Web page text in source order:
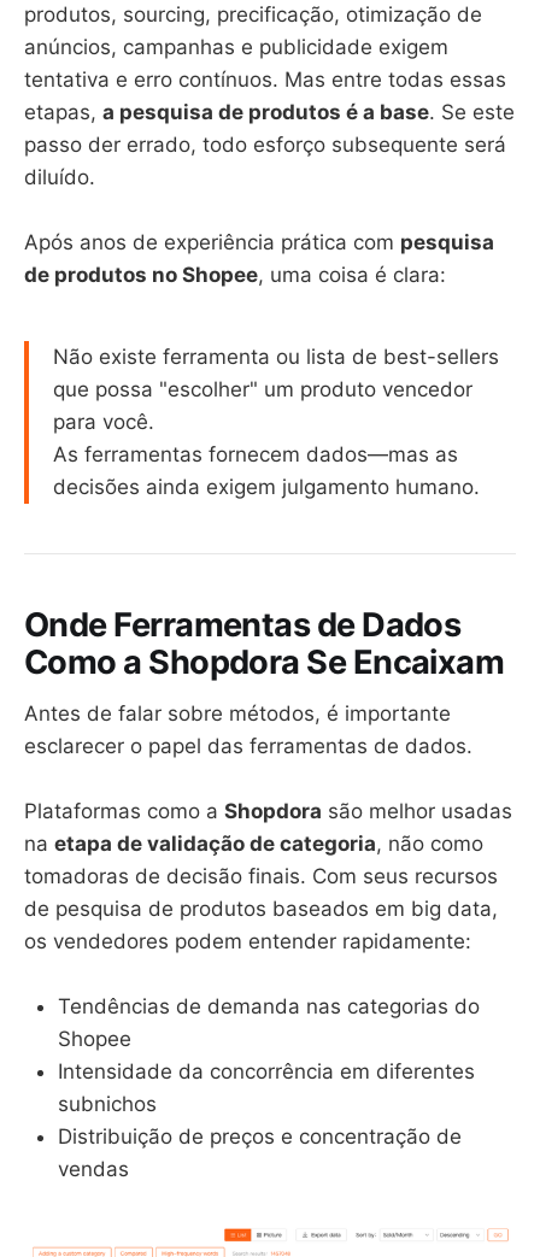
produtos, sourcing, precificação, otimização de
anúncios, campanhas e publicidade exigem
tentativa e erro contínuos. Mas entre todas essas
etapas, a pesquisa de produtos é a base. Se este
passo der errado, todo esforço subsequente será
diluído.
Após anos de experiência prática com pesquisa
de produtos no Shopee, uma coisa é clara:
Não existe ferramenta ou lista de best-sellers
que possa "escolher" um produto vencedor
para você.
As ferramentas fornecem dados—mas as
decisões ainda exigem julgamento humano.
Onde Ferramentas de Dados
Como a Shopdora Se Encaixam
Antes de falar sobre métodos, é importante
esclarecer o papel das ferramentas de dados.
Plataformas como a Shopdora são melhor usadas
na etapa de validação de categoria, não como
tomadoras de decisão finais. Com seus recursos
de pesquisa de produtos baseados em big data,
os vendedores podem entender rapidamente:
Tendências de demanda nas categorias do
Shopee
Intensidade da concorrência em diferentes
subnichos
Distribuição de preços e concentração de
vendas